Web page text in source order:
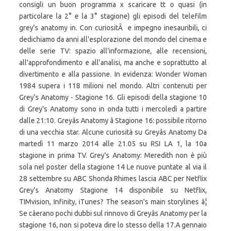
consigli un buon programma x scaricare tt o quasi (in
particolare la 2° e la 3° stagione) gli episodi del telefilm
grey's anatomy in. Con curiositÃ e impegno inesauribili, ci
dedichiamo da anni all'esplorazione del mondo del cinema e
delle serie TV: spazio all'informazione, alle recensioni,
all'approfondimento e all'analisi, ma anche e soprattutto al
divertimento e alla passione. In evidenza: Wonder Woman
1984 supera i 118 milioni nel mondo. Altri contenuti per
Grey's Anatomy - Stagione 16. Gli episodi della stagione 10
di Grey's Anatomy sono in onda tutti i mercoledì a partire
dalle 21:10. Greyâs Anatomy â Stagione 16: possibile ritorno
di una vecchia star. Alcune curiosità su Greyâs Anatomy Da
martedì 11 marzo 2014 alle 21.05 su RSI LA 1, la 10a
stagione in prima TV. Grey's Anatomy: Meredith non è più
sola nel poster della stagione 14 Le nuove puntate al via il
28 settembre su ABC Shonda Rhimes lascia ABC per Netflix
Grey's Anatomy Stagione 14 disponibile su Netflix,
TIMvision, Infinity, iTunes? The season's main storylines â¦
Se câerano pochi dubbi sul rinnovo di Greyâs Anatomy per la
stagione 16, non si poteva dire lo stesso della 17.A gennaio